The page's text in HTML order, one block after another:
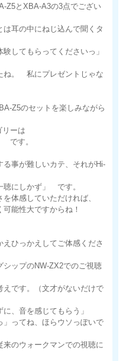
Z5とXBA-A3の3点でござい
耳の中にねじ込んで聞くタ
してもらってくださいっ」
ね。 私にプレゼントじゃな
Z5のセットを楽しみながら
リーは
す。
事が難しいカテ、それがHi-
聴にしかず」 です。
体感していただければ、
能性大ですからね！
ひっかえしてご体感くださ
シップのNW-ZX2でのご視聴
です。（文才がないだけで
、音を感じてもらう」
」ってね、ほらウソっぽいで
のウォークマンでの視聴に